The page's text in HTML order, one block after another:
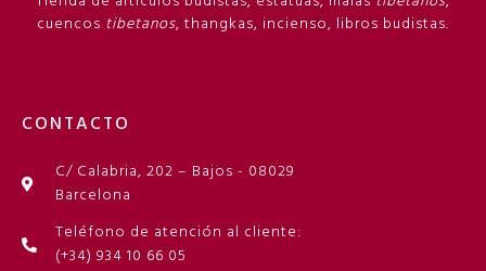
cuencos tibetanos, thangkas, incienso, libros budistas.
CONTACTO
C/ Calabria, 202 – Bajos - 08029
Barcelona
Teléfono de atención al cliente:
(+34) 934 10 66 05